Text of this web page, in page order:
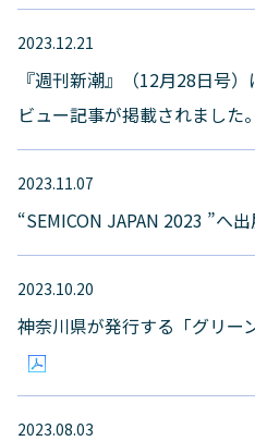
2023.12.21
『週刊新潮』（12月28日号
ビュー記事が掲載されました。
2023.11.07
“SEMICON JAPAN 2023 ”へ
2023.10.20
神奈川県が発行する「グリー
2023.08.03